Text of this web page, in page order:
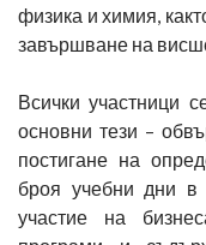
физика и химия,
завършване на
Всички участници
основни тези –
постигане на
броя учебни дни в
участие на